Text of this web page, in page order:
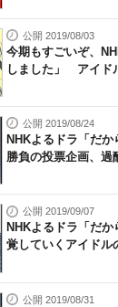
公開 2019/08/03
今期もすごいぞ、
しました」 アイド
公開 2019/08/24
NHKよるドラ「だ
勝負の投票企画、
公開 2019/09/07
NHKよるドラ「だ
覚していくアイド
公開 2019/08/31